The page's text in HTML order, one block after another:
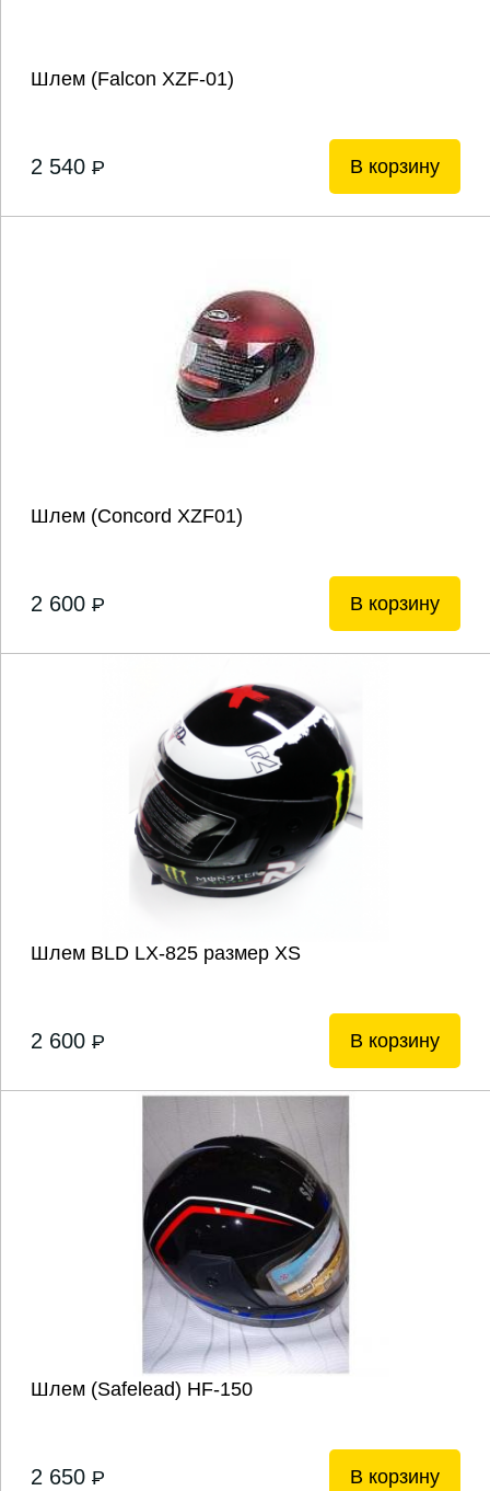
Шлем (Falcon XZF-01)
2 540 P В корзину
Шлем (Concord XZF01)
2 600 P В корзину
Шлем BLD LX-825 размер XS
2 600 P В корзину
Шлем (Safelead) HF-150
2 650 P В корзину